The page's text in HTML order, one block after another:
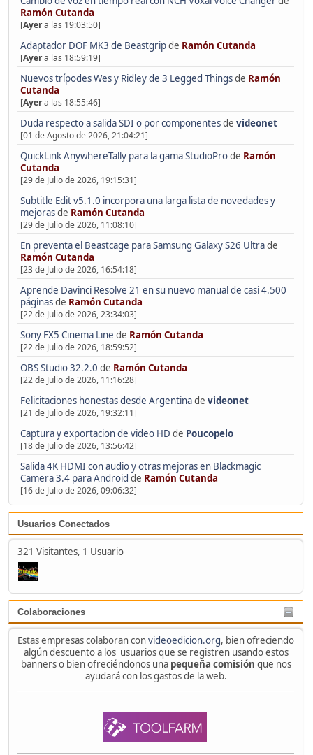
Ramón Cutanda
[Ayera las 19:03:50]
Adaptador DOF MK3 de Beastgripde Ramón Cutanda
[Ayera las 18:59:19]
Nuevos trípodes Wes y Ridley de 3 Legged Thingsde Ramón
Cutanda
[Ayera las 18:55:46]
Duda respecto a salida SDI o por componentesde videonet
[01 de Agosto de 2026, 21:04:21]
QuickLink AnywhereTally para la gama StudioProde Ramón
Cutanda
[29 de Julio de 2026, 19:15:31]
Subtitle Edit v5.1.0 incorpora una larga lista de novedades y
mejorasde Ramón Cutanda
[29 de Julio de 2026, 11:08:10]
En preventa el Beastcage para Samsung Galaxy S26 Ultrade
Ramón Cutanda
[23 de Julio de 2026, 16:54:18]
Aprende Davinci Resolve 21 en su nuevo manual de casi 4.500
páginasde Ramón Cutanda
[22 de Julio de 2026, 23:34:03]
Sony FX5 Cinema Line de Ramón Cutanda
[22 de Julio de 2026, 18:59:52]
OBS Studio 32.2.0 de Ramón Cutanda
[22 de Julio de 2026, 11:16:28]
Felicitaciones honestas desde Argentinade videonet
[21 de Julio de 2026, 19:32:11]
Captura y exportacion de video HD de Poucopelo
[18 de Julio de 2026, 13:56:42]
Salida 4K HDMI con audio y otras mejoras en Blackmagic
Camera 3.4 para Android de Ramón Cutanda
[16 de Julio de 2026, 09:06:32]
Usuarios Conectados
321 Visitantes, 1 Usuario
Colaboraciones
Estas empresas colaboran convideoedicion.org, bien ofreciendo
algún descuento a los usuarios que se registren usando estos
banners o bien ofreciéndonos una pequeña comisión que nos
ayudará con los gastos de la web.